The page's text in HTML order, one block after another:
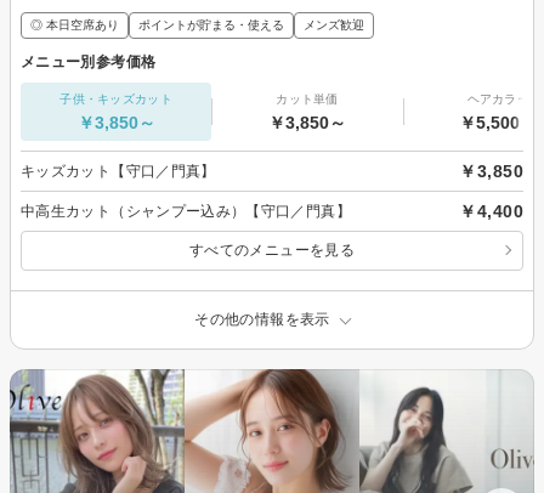
◎ 本日空席あり ポイントが貯まる・使える メンズ歓迎
メニュー別参考価格
子供・キッズカット
￥3,850～
カット単価
￥3,850～
ヘアカラー
￥5,500～
キッズカット【守口／門真】 ￥3,850
中高生カット（シャンプー込み）【守口／門真】 ￥4,400
すべてのメニューを見る
その他の情報を表示